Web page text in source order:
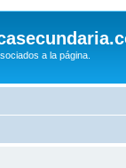
a la página.